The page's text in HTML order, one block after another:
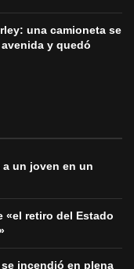
una camioneta se
y quedó
un joven en un
«el retiro del Estado
incendió en plena